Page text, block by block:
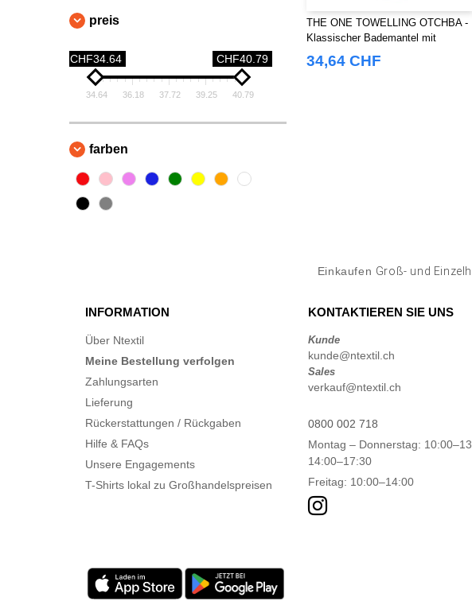
preis
CHF34.64 CHF40.79
34.64 36.18 37.72 39.25 40.79
farben
THE ONE TOWELLING OTCHBA -
Klassischer Bademantel mit
Kapuze
34,64 CHF
Einkaufen Groß- und
INFORMATION
Über Ntextil
Meine Bestellung verfolgen
Zahlungsarten
Lieferung
Rückerstattungen / Rückgaben
Hilfe & FAQs
Unsere Engagements
T-Shirts lokal zu Großhandelspreisen
KONTAKTIEREN SIE UNS
Kunde
kunde@ntextil.ch
Sales
verkauf@ntextil.ch
0800 002 718
Montag – Donnerstag:
14:00–17:30
Freitag: 10:00–14:00